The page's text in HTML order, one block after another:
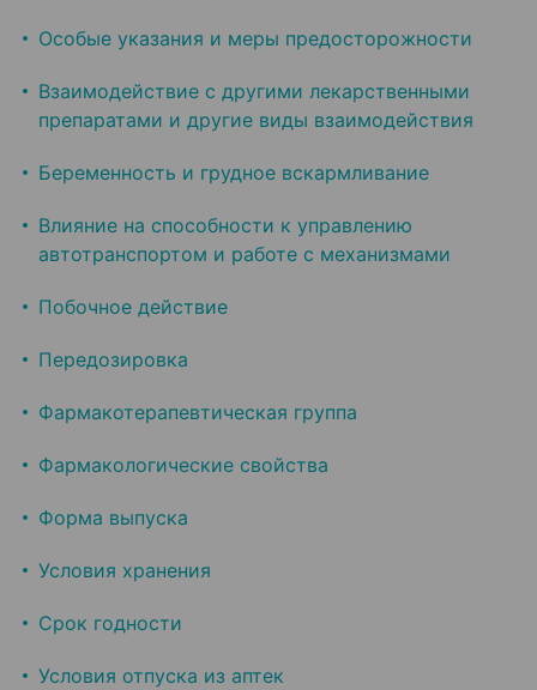
Особые указания и меры предосторожности
Взаимодействие с другими лекарственными
препаратами и другие виды взаимодействия
Беременность и грудное вскармливание
Влияние на способности к управлению
автотранспортом и работе с механизмами
Побочное действие
Передозировка
Фармакотерапевтическая группа
Фармакологические свойства
Форма выпуска
Условия хранения
Срок годности
Условия отпуска из аптек